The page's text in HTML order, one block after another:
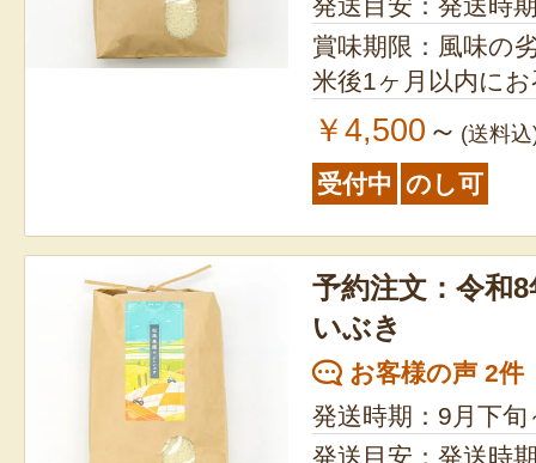
発送目安：発送時
賞味期限：風味の
米後1ヶ月以内に
￥4,500 ～ (送料
受付中 のし可
予約注文：令和
いぶき
お客様の声 2件
発送時期：9月下旬
発送目安：発送時